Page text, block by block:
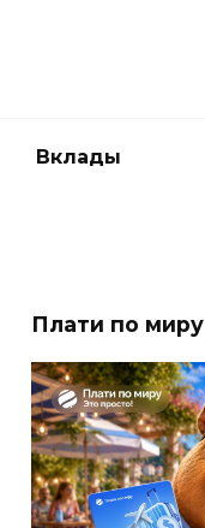
Вклады
Плати по миру